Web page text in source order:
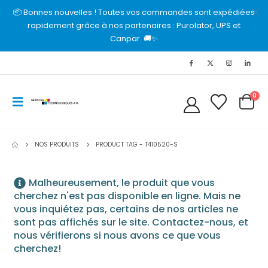
📦 Bonnes nouvelles ! Toutes vos commandes sont expédiées
rapidement grâce à nos partenaires : Purolator, UPS et
Canpar. 🚚✨
0
NOS PRODUITS PRODUCT TAG -T410520-S
Malheureusement, le produit que vous
cherchez n'est pas disponible en ligne. Mais ne
vous inquiétez pas, certains de nos articles ne
sont pas affichés sur le site. Contactez-nous, et
nous vérifierons si nous avons ce que vous
cherchez!